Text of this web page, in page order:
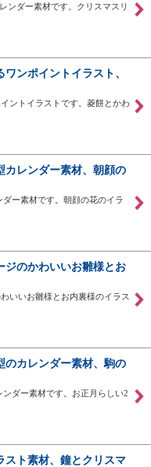
ンダー素材です。クリスマスリ
ンポイントイラスト、
ントイラストです。菱餅とかわ
カレンダー素材、朝顔の
ー素材です。朝顔の花のイラ
ジのかわいいお雛様とお
いいお雛様とお内裏様のイラス
のカレンダー素材、駒の
ダー素材です。お正月らしい2
スト素材、鐘とクリスマ